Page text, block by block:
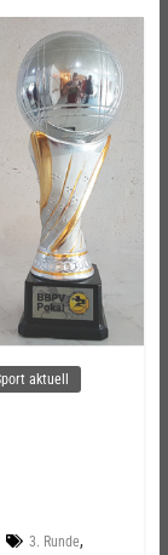
aktuell
3. Runde,